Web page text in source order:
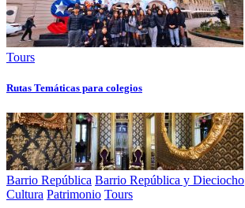
Tours
Rutas Temáticas para colegios
Barrio República Barrio República y Dieciocho
Cultura Patrimonio Tours